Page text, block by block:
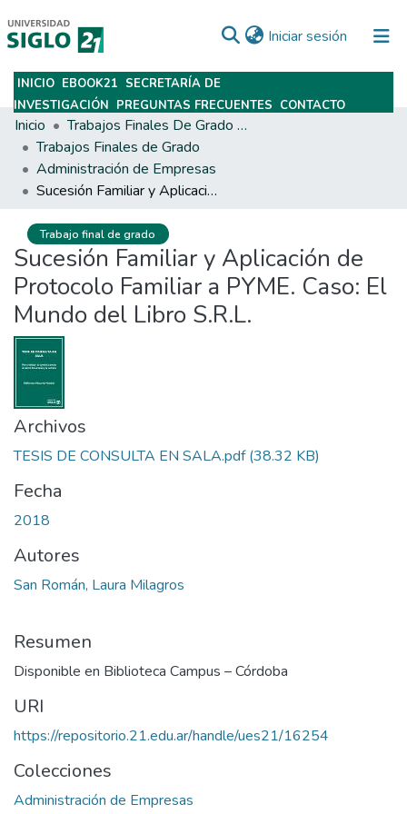
Iniciar sesión (current)
Subir
INICIO EBOOK21 SECRETARÍA DE
INVESTIGACIÓN PREGUNTAS FRECUENTES CONTACTO
Inicio
Trabajos Finales De Grado Y Posgrado
Trabajos Finales de Grado
Administración de Empresas
Sucesión Familiar y Aplicación de Protocolo Familiar a PYME. Caso: El Mundo del Libro S.R.L.
Trabajo final de grado
Sucesión Familiar y Aplicación de
Protocolo Familiar a PYME. Caso: El
Mundo del Libro S.R.L.
Archivos
TESIS DE CONSULTA EN SALA.pdf(38.32 KB)
Fecha
2018
Autores
San Román, Laura Milagros
Resumen
Disponible en Biblioteca Campus – Córdoba
URI
https://repositorio.21.edu.ar/handle/ues21/16254
Colecciones
Administración de Empresas